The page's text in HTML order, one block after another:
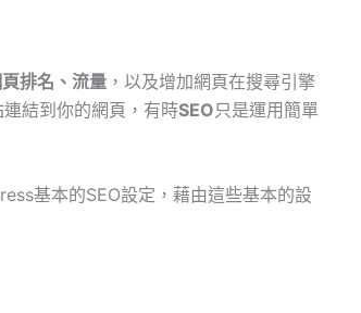
排名、流量 ，以及增加網頁在搜尋引擎
結到你的網頁，有時SEO只是運用簡單
基本的SEO設定，藉由這些基本的設